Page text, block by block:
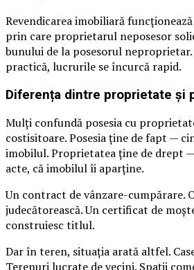
Revendicarea imobiliară
prin care proprietarul neposesor
bunului de la posesorul
practică, lucrurile se încurcă rapid.
Diferența dintre proprietate și
Mulți confundă posesia cu
costisitoare. Posesia ține de fapt —
imobilul. Proprietatea ține de drept
acte, că imobilul îi aparține.
Un contract de vânzare-cumpărare.
judecătorească. Un certificat de
construiesc titlul.
Dar în teren, situația arată altfel.
Terenuri lucrate de vecini. Spații